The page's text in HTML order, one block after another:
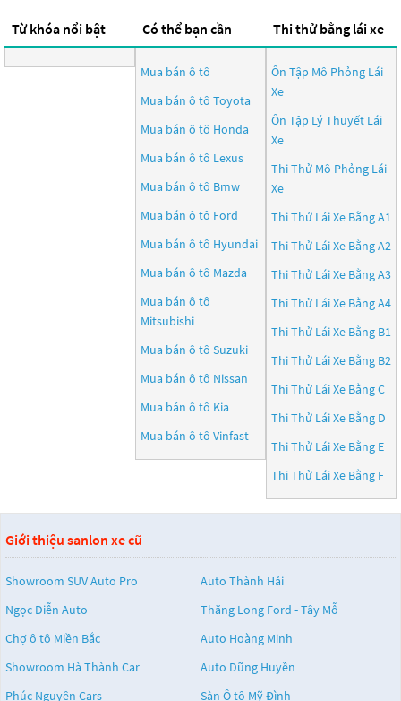
Từ khóa nổi bật Có thể bạn cần
Mua bán ô tô
Mua bán ô tô Toyota
Mua bán ô tô Honda
Mua bán ô tô Lexus
Mua bán ô tô Bmw
Mua bán ô tô Ford
Mua bán ô tô Hyundai
Mua bán ô tô Mazda
Mua bán ô tô
Mitsubishi
Mua bán ô tô Suzuki
Mua bán ô tô Nissan
Mua bán ô tô Kia
Mua bán ô tô Vinfast
Thi thử bằng lái xe
Ôn Tập Mô Phỏng Lái
Xe
Ôn Tập Lý Thuyết Lái
Xe
Thi Thử Mô Phỏng Lái
Xe
Thi Thử Lái Xe Bằng A1
Thi Thử Lái Xe Bằng A2
Thi Thử Lái Xe Bằng A3
Thi Thử Lái Xe Bằng A4
Thi Thử Lái Xe Bằng B1
Thi Thử Lái Xe Bằng B2
Thi Thử Lái Xe Bằng C
Thi Thử Lái Xe Bằng D
Thi Thử Lái Xe Bằng E
Thi Thử Lái Xe Bằng F
Giới thiệu sanlon xe cũ
Showroom SUV Auto Pro
Auto Thành Hải
Ngọc Diễn Auto
Thăng Long Ford - Tây Mỗ
Chợ ô tô Miền Bắc
Auto Hoàng Minh
Showroom Hà Thành Car
Auto Dũng Huyền
Phúc Nguyên Cars
Sàn Ô tô Mỹ Đình